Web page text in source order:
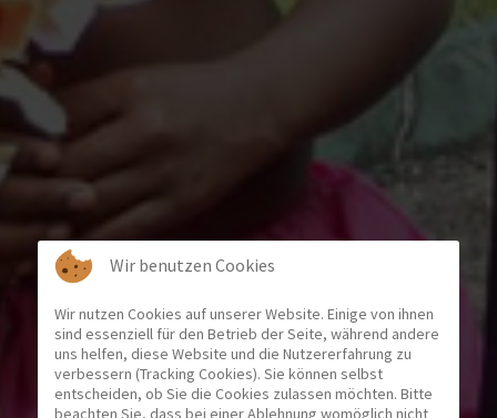
Wir benutzen Cookies
Wir nutzen Cookies auf unserer Website. Einige von ihnen
sind essenziell für den Betrieb der Seite, während andere
uns helfen, diese Website und die Nutzererfahrung zu
verbessern (Tracking Cookies). Sie können selbst
entscheiden, ob Sie die Cookies zulassen möchten. Bitte
beachten Sie, dass bei einer Ablehnung womöglich nicht